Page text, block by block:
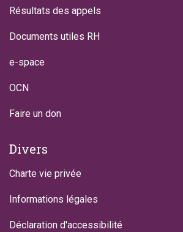
Résultats des appels
Documents utiles RH
e-space
OCN
Faire un don
Divers
Charte vie privée
Informations légales
Déclaration d'accessibilité